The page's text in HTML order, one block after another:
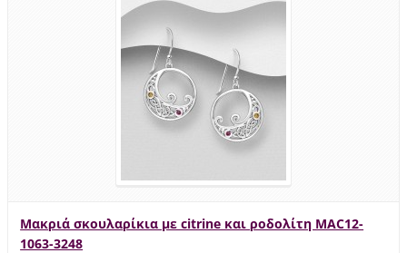
Μακριά σκουλαρίκια με citrine και ροδολίτη MAC12-
1063-3248